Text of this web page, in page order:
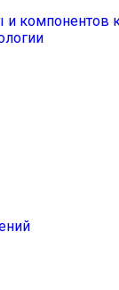
и компонентов